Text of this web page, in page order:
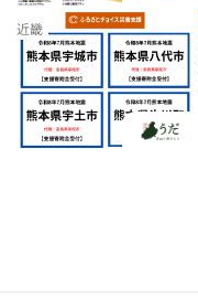
近畿